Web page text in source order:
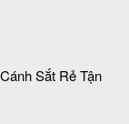
Sắt Rẻ Tận